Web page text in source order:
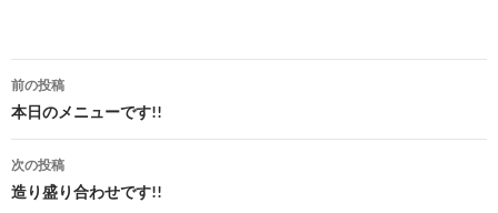
投
稿
ナ
ビ
前の投稿
本日のメニューです!!
次の投稿
造り盛り合わせです!!